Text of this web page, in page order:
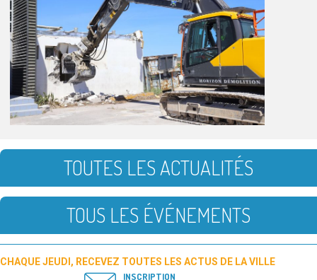
TOUTES LES ACTUALITÉS
TOUS LES ÉVÉNEMENTS
CHAQUE JEUDI, RECEVEZ TOUTES LES ACTUS DE LA VILLE
INSCRIPTION